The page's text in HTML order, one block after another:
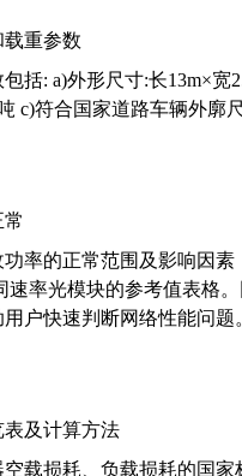
载重参数
括: a)外形尺寸:长13m×宽
c)符合国家道路车辆外廓
率的正常范围及影响因
速率光模块的参考值表格
户快速判断网络性能问题
及计算方法
载损耗、负载损耗的国家